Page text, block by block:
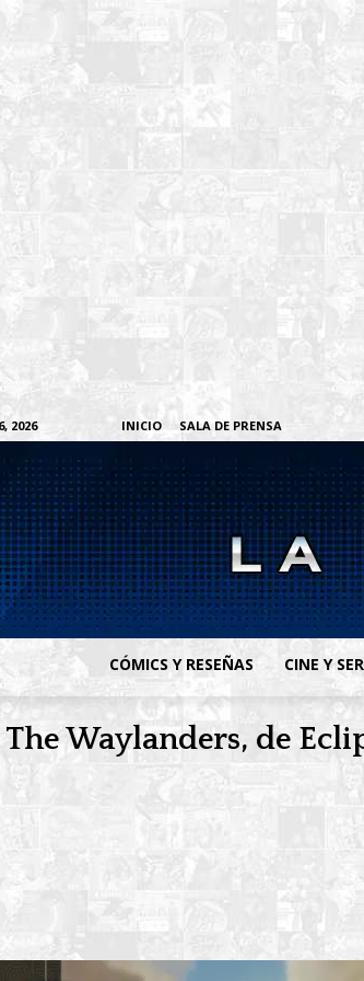
2026 INICIO SALA DE PRENSA
CÓMICS Y RESEÑAS CINE Y
Waylanders, de